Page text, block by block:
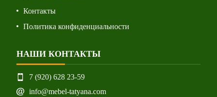
Контакты
Политика конфиденциальности
НАШИ КОНТАКТЫ
7 (920) 628 23-59
info@mebel-tatyana.com